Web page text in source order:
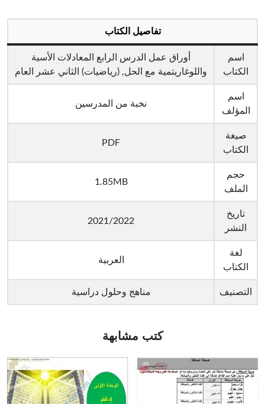
تفاصيل الكتاب
اسم
الكتاب
أوراق عمل الدرس الرابع المعادلات الأسية
واللوغاريتمية مع الحل, (رياضيات) الثاني عشر العام
اسم
المؤلف
نخبة من المدرسين
صيغة
الكتاب
PDF
حجم
الملف
1.85MB
تاريخ
النشر
2021/2022
لغة
الكتاب
العربية
التصنيف مناهج وحلول دراسية
كتب مشابهة